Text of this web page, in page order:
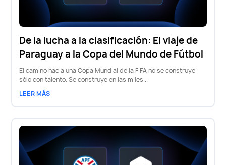
De la lucha a la clasificación: El viaje de
Paraguay a la Copa del Mundo de Fútbol
El camino hacia una Copa Mundial de la FIFA no se construye
sólo con talento. Se construye en las miles...
LEER MÁS